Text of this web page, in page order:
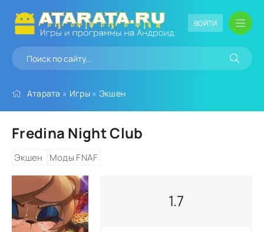
ВОЙТИ
Атарата » Игры» Экшен
Fredina Night Club
Экшен Моды FNAF
1.7